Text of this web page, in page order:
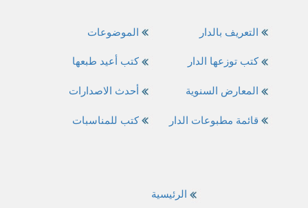
الموضوعات
كتب أعيد طبعها
أحدث الاصدارات
كتب للمناسبات
التعريف بالدار
كتب توزعها الدار
المعارض السنوية
قائمة مطبوعات الدار
الرئيسية